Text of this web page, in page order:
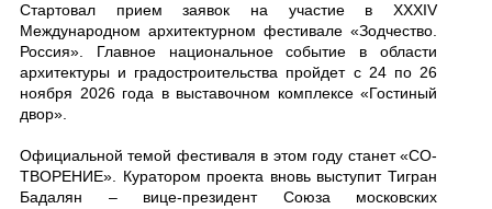
Стартовал прием заявок на участие в XXXIV
Международном архитектурном фестивале «Зодчество.
Россия». Главное национальное событие в области
архитектуры и градостроительства пройдет с 24 по 26
ноября 2026 года в выставочном комплексе «Гостиный
двор».
Официальной темой фестиваля в этом году станет «СО-
ТВОРЕНИЕ». Куратором проекта вновь выступит Тигран
Бадалян – вице-президент Союза московских